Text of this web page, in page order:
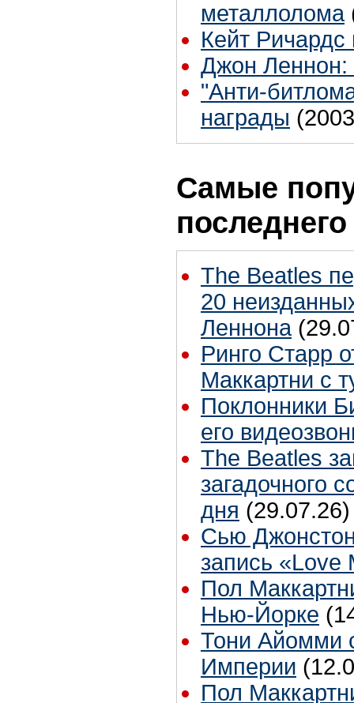
металлолома
Кейт
Джон Леннон:
"Анти-
награды
Самые
The Beatles
20
Леннона
Ринго Старр
Маккартни с
Поклонники
его
The Beatles
загадочного
дня (29.07.26)
Сью
запись «Love
Пол
Нью-Йорке
Тони Айомми
Империи
Пол